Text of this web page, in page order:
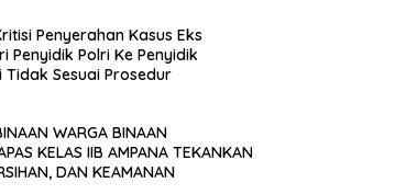
Penyerahan Kasus Eks
Penyidik Polri Ke Penyidik
Tidak Sesuai Prosedur
WARGA BINAAN
KELAS IIB AMPANA TEKANKAN
DAN KEAMANAN